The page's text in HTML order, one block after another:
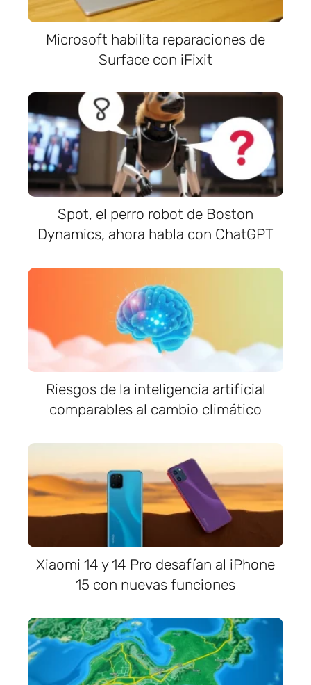
Microsoft habilita reparaciones de
Surface con iFixit
Spot, el perro robot de Boston
Dynamics, ahora habla con ChatGPT
Riesgos de la inteligencia artificial
comparables al cambio climático
Xiaomi 14 y 14 Pro desafían al iPhone
15 con nuevas funciones